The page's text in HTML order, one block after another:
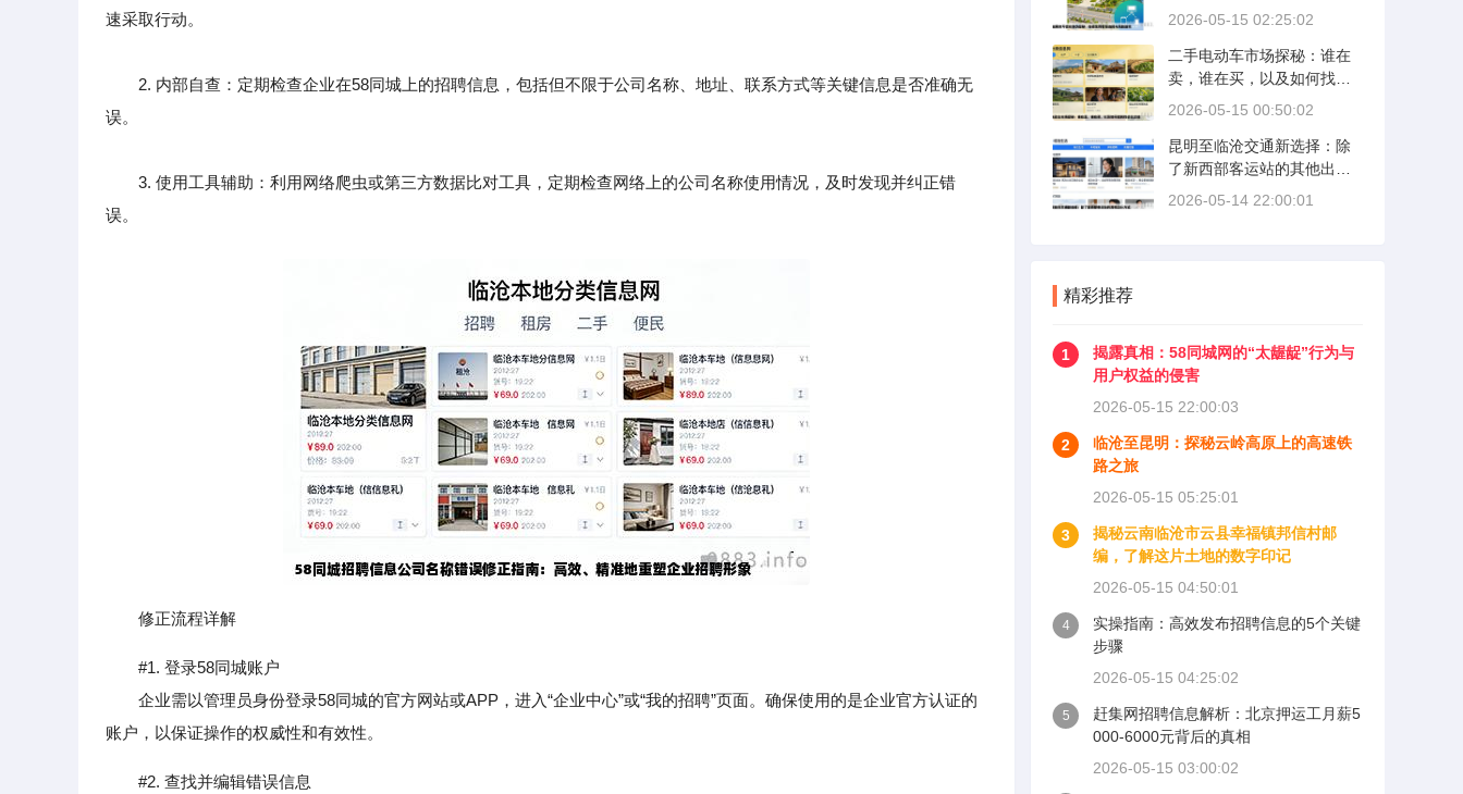
速采取行动。
2. 内部自查：定期检查企业在58同城上的招聘信息，包括但不限于公司名称、地址、联系方式等关键信息是否准确无
误。
3. 使用工具辅助：利用网络爬虫或第三方数据比对工具，定期检查网络上的公司名称使用情况，及时发现并纠正错
误。
修正流程详解
#1. 登录58同城账户
企业需以管理员身份登录58同城的官方网站或APP，进入“企业中心”或“我的招聘”页面。确保使用的是企业官方认证的
账户，以保证操作的权威性和有效性。
#2. 查找并编辑错误信息
险防范
2026-05-15 02:25:02
二手电动车市场探秘：谁在
卖，谁在买，以及如何找到
性价比之选
2026-05-15 00:50:02
昆明至临沧交通新选择：除
了新西部客运站的其他出行
方式
2026-05-14 22:00:01
精彩推荐
1
揭露真相：58同城网的“太龌龊”行为与
用户权益的侵害
2026-05-15 22:00:03
2
临沧至昆明：探秘云岭高原上的高速铁
路之旅
2026-05-15 05:25:01
3
揭秘云南临沧市云县幸福镇邦信村邮
编，了解这片土地的数字印记
2026-05-15 04:50:01
4
实操指南：高效发布招聘信息的5个关键
步骤
2026-05-15 04:25:02
5
赶集网招聘信息解析：北京押运工月薪5
000-6000元背后的真相
2026-05-15 03:00:02